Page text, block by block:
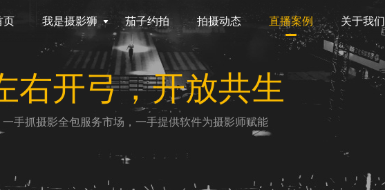
页 我是摄影狮 茄子约拍 拍摄动态 直播案例 关于我们
右开弓，开放共生
一手抓摄影全包服务市场，一手提供软件为摄影师赋能